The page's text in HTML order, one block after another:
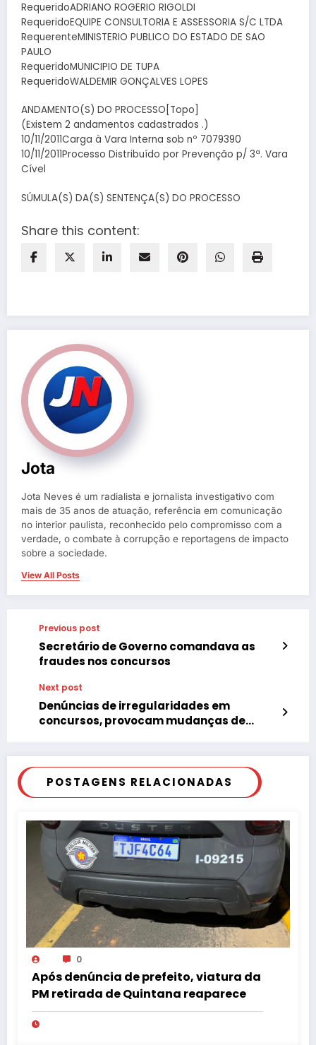
RequeridoADRIANO ROGERIO RIGOLDI
RequeridoEQUIPE CONSULTORIA E ASSESSORIA S/C LTDA
RequerenteMINISTERIO PUBLICO DO ESTADO DE SAO
PAULO
RequeridoMUNICIPIO DE TUPA
RequeridoWALDEMIR GONÇALVES LOPES
ANDAMENTO(S) DO PROCESSO[Topo]
(Existem 2 andamentos cadastrados .)
10/11/2011Carga à Vara Interna sob nº 7079390
10/11/2011Processo Distribuído por Prevenção p/ 3ª. Vara
Cível
SÚMULA(S) DA(S) SENTENÇA(S) DO PROCESSO
Share this content:
Jota
Jota Neves é um radialista e jornalista investigativo com
mais de 35 anos de atuação, referência em comunicação
no interior paulista, reconhecido pelo compromisso com a
verdade, o combate à corrupção e reportagens de impacto
sobre a sociedade.
View All Posts
Previous post
Secretário de Governo comandava as
fraudes nos concursos
Next post
Denúncias de irregularidades em
concursos, provocam mudanças de
POSTAGENS RELACIONADAS
0
Após denúncia de prefeito, viatura da
PM retirada de Quintana reaparece